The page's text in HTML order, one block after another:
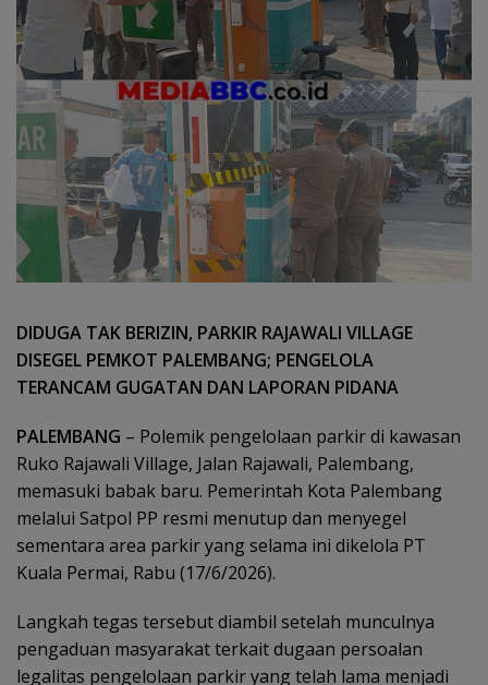
DIDUGA TAK BERIZIN, PARKIR RAJAWALI VILLAGE
DISEGEL PEMKOT PALEMBANG; PENGELOLA
TERANCAM GUGATAN DAN LAPORAN PIDANA
PALEMBANG – Polemik pengelolaan parkir di kawasan
Ruko Rajawali Village, Jalan Rajawali, Palembang,
memasuki babak baru. Pemerintah Kota Palembang
melalui Satpol PP resmi menutup dan menyegel
sementara area parkir yang selama ini dikelola PT
Kuala Permai, Rabu (17/6/2026).
Langkah tegas tersebut diambil setelah munculnya
pengaduan masyarakat terkait dugaan persoalan
legalitas pengelolaan parkir yang telah lama menjadi